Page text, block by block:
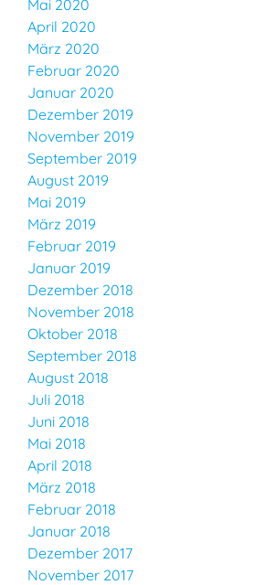
Mai 2020
April 2020
März 2020
Februar 2020
Januar 2020
Dezember 2019
November 2019
September 2019
August 2019
Mai 2019
März 2019
Februar 2019
Januar 2019
Dezember 2018
November 2018
Oktober 2018
September 2018
August 2018
Juli 2018
Juni 2018
Mai 2018
April 2018
März 2018
Februar 2018
Januar 2018
Dezember 2017
November 2017